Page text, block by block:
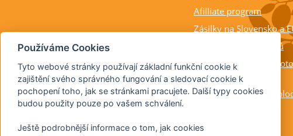
Afilliate program
Zásilky na Slovensko a
Balení rostlin a citrusů
Dostupnost, výška a
rostlin
Kdy citrusy kvetou a
Používáme Cookies
Tyto webové stránky používají základní funkční cookie k
zajištění svého správného fungování a sledovací cookie k
pochopení toho, jak se stránkami pracujete. Další typy cookies
budou použity pouze po vašem schválení.
Ještě podrobnější informace o tom, jak cookies